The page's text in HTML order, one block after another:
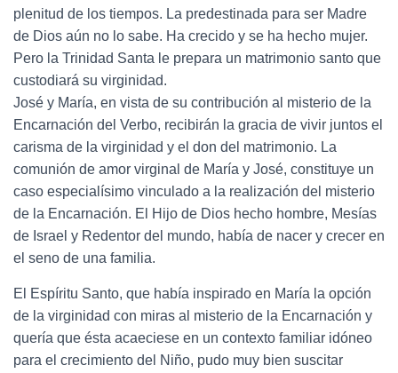
plenitud de los tiempos. La predestinada para ser Madre
de Dios aún no lo sabe. Ha crecido y se ha hecho mujer.
Pero la Trinidad Santa le prepara un matrimonio santo que
custodiará su virginidad.
José y María, en vista de su contribución al misterio de la
Encarnación del Verbo, recibirán la gracia de vivir juntos el
carisma de la virginidad y el don del matrimonio. La
comunión de amor virginal de María y José, constituye un
caso especialísimo vinculado a la realización del misterio
de la Encarnación. El Hijo de Dios hecho hombre, Mesías
de Israel y Redentor del mundo, había de nacer y crecer en
el seno de una familia.
El Espíritu Santo, que había inspirado en María la opción
de la virginidad con miras al misterio de la Encarnación y
quería que ésta acaeciese en un contexto familiar idóneo
para el crecimiento del Niño, pudo muy bien suscitar